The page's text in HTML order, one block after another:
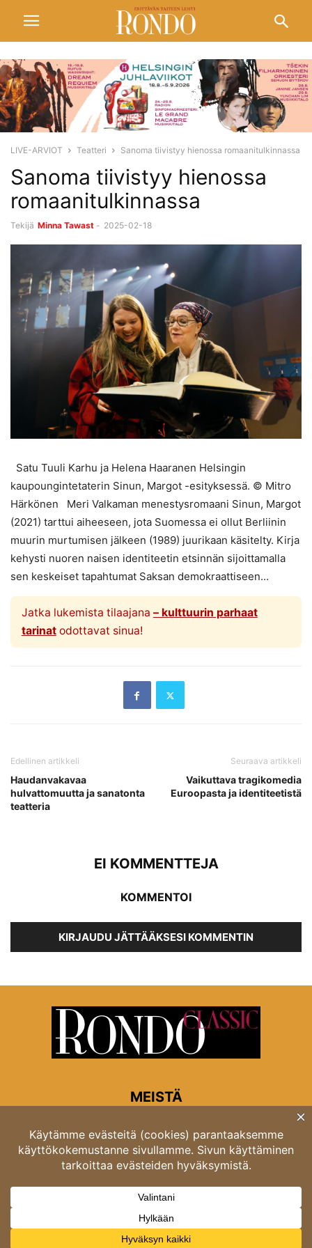
LIVE-ARVIOT Teatteri Sanoma tiivistyy hienossa romaanitulkinnassa
Sanoma tiivistyy hienossa
romaanitulkinnassa
Tekijä Minna Tawast - 2025-02-18
Satu Tuuli Karhu ja Helena Haaranen Helsingin
kaupoungintetaterin Sinun, Margot -esityksessä. © Mitro
Härkönen Meri Valkaman menestysromaani Sinun, Margot
(2021) tarttui aiheeseen, jota Suomessa ei ollut Berliinin
muurin murtumisen jälkeen (1989) juurikaan käsitelty. Kirja
kehysti nuoren naisen identiteetin etsinnän sijoittamalla
sen keskeiset tapahtumat Saksan demokraattiseen...
Jatka lukemista tilaajana – kulttuurin parhaat
tarinatodottavat sinua!
Edellinen artikkeli
Haudanvakavaa
hulvattomuutta ja sanatonta
teatteria
Seuraava artikkeli
Vaikuttava tragikomedia
Euroopasta ja identiteetistä
EI KOMMENTTEJA
KOMMENTOI
KIRJAUDU JÄTTÄÄKSESI KOMMENTIN
MEISTÄ
Rondon toimitus
Opastinsilta 6A 00520 Helsinki
Asiakaspalvelu: puh. 03 4246 5318
asiakaspalvelu@rondo.fi
Ota meihin yhteyttä:toimitus@rondo.fi